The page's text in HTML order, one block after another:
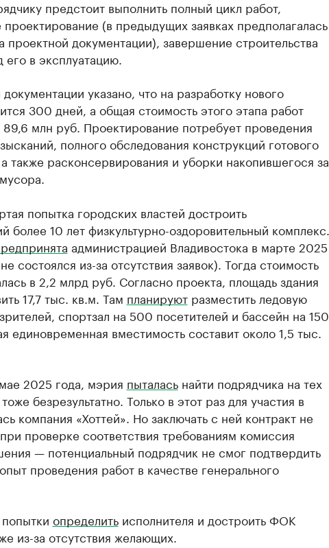
предстоит выполнить полный цикл работ,
проектирование (в предыдущих заявках предполагалась
проектной документации), завершение строительства
его в эксплуатацию.
указано, что на разработку нового
300 дней, а общая стоимость этого этапа работ
89,6 млн руб. Проектирование потребует проведения
полного обследования конструкций готового
также расконсервирования и уборки накопившегося за
попытка городских властей достроить
более 10 лет физкультурно-оздоровительный комплекс.
администрацией Владивостока в марте 2025
состоялся из-за отсутствия заявок). Тогда стоимость
в 2,2 млрд руб. Согласно проекта, площадь здания
17,7 тыс. кв.м. Там планируютразместить ледовую
спортзал на 500 посетителей и бассейн на 150
единовременная вместимость составит около 1,5 тыс.
2025 года, мэрия пыталасьнайти подрядчика на тех
безрезультатно. Только в этот раз для участия в
компания «Хоттей». Но заключать с ней контракт не
проверке соответствия требованиям комиссия
— потенциальный подрядчик не смог подтвердить
проведения работ в качестве генерального
определитьисполнителя и достроить ФОК
из-за отсутствия желающих.